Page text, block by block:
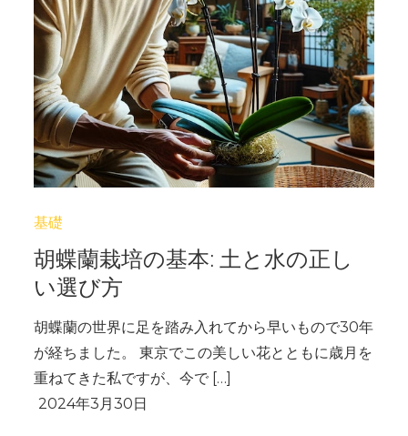
基礎
胡蝶蘭栽培の基本: 土と水の正し
い選び方
胡蝶蘭の世界に足を踏み入れてから早いもので30年
が経ちました。 東京でこの美しい花とともに歳月を
重ねてきた私ですが、今で […]